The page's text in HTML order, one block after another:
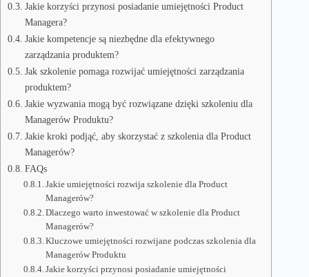
Jakie korzyści przynosi posiadanie umiejętności Product
Managera?
Jakie kompetencje są niezbędne dla efektywnego
zarządzania produktem?
Jak szkolenie pomaga rozwijać umiejętności zarządzania
produktem?
Jakie wyzwania mogą być rozwiązane dzięki szkoleniu dla
Managerów Produktu?
Jakie kroki podjąć, aby skorzystać z szkolenia dla Product
Managerów?
FAQs
Jakie umiejętności rozwija szkolenie dla Product
Managerów?
Dlaczego warto inwestować w szkolenie dla Product
Managerów?
Kluczowe umiejętności rozwijane podczas szkolenia dla
Managerów Produktu
Jakie korzyści przynosi posiadanie umiejętności